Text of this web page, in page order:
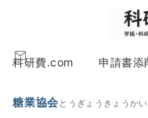
科研費.com 申請書添
糖業協会 とうぎょうきょうかい